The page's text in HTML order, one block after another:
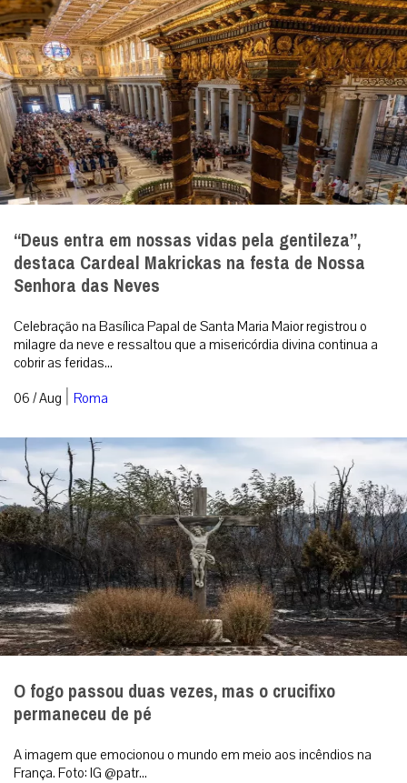
“Deus entra em nossas vidas pela gentileza”,
destaca Cardeal Makrickas na festa de Nossa
Senhora das Neves
Celebração na Basílica Papal de Santa Maria Maior registrou o
milagre da neve e ressaltou que a misericórdia divina continua a
cobrir as feridas...
06 / Aug | Roma
O fogo passou duas vezes, mas o crucifixo
permaneceu de pé
A imagem que emocionou o mundo em meio aos incêndios na
França. Foto: IG @patr...